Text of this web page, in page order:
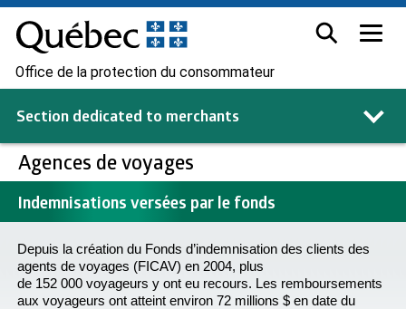
Office de la protection du consommateur
Section dedicated to merchants
Agences de voyages
Indemnisations versées par le fonds
Depuis la création du Fonds d’indemnisation des clients des
agents de voyages (FICAV) en 2004, plus
de 152 000 voyageurs y ont eu recours. Les remboursements
aux voyageurs ont atteint environ 72 millions $ en date du